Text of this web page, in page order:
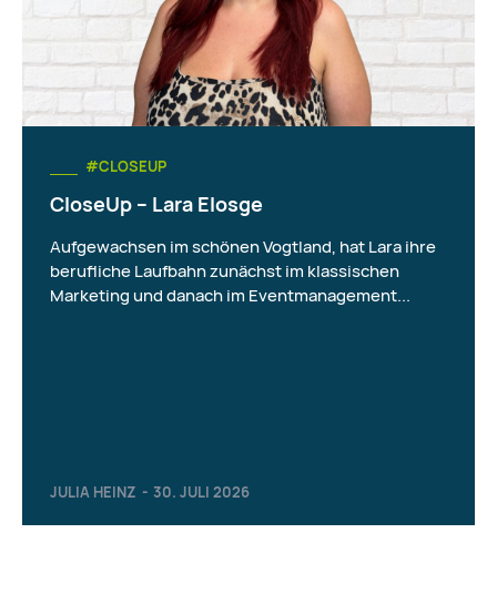
#CLOSEUP
CloseUp – Lara Elosge
JULIA HEINZ - 30. JULI 2026
Aufgewachsen im schönen Vogtland, hat Lara ihre
berufliche Laufbahn zunächst im klassischen
Marketing und danach im Eventmanagement...